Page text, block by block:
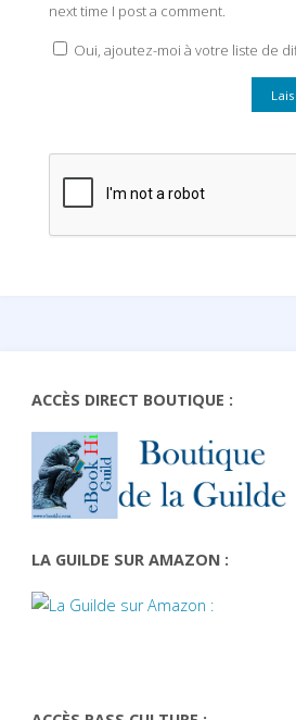
next time I post a comment.
Oui, ajoutez-moi à votre liste de
ACCÈS DIRECT BOUTIQUE :
LA GUILDE SUR AMAZON :